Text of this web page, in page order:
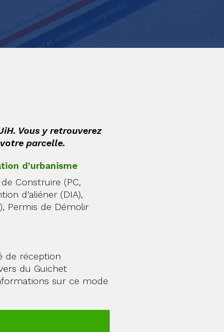
Vous y retrouverez
parcelle.
d’urbanisme
Construire (PC,
d’aliéner (DIA),
Permis de Démolir
de réception
du Guichet
sur ce mode